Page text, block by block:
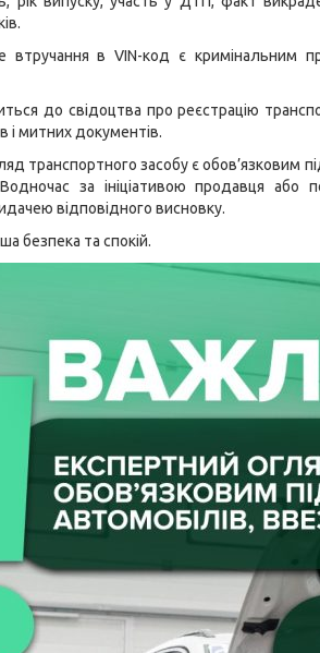
втручання в VIN-код є
до свідоцтва про реєстрацію
і митних документів.
транспортного засобу є обов’язковим
за ініціативою продавця
відповідного висновку.
безпека та спокій.